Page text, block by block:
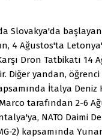
Slovakya'da
4 Ağustos'ta
Dron Tatbikatı 14
Diğer yandan, öğrenci
İtalya Deniz
tarafından 2-6
NATO Daimi
2) kapsamında